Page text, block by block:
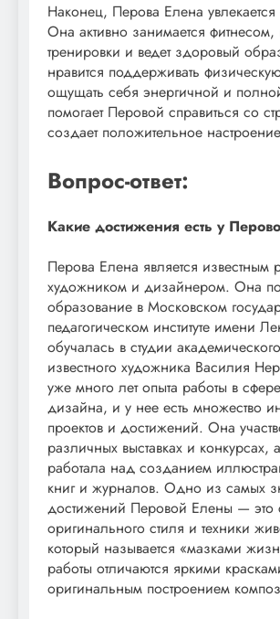
Наконец, Перова Елена увлекается
Она активно занимается фитнесом,
тренировки и ведет здоровый
нравится поддерживать
ощущать себя энергичной и
помогает Перовой справиться со
создает положительное
Вопрос-ответ:
Какие достижения есть у
Перова Елена является известным
художником и дизайнером. Она
образование в Московском
педагогическом институте имени
обучалась в студии
известного художника Василия
уже много лет опыта работы в
дизайна, и у нее есть множество
проектов и достижений. Она
различных выставках и конкурсах,
работала над созданием
книг и журналов. Одно из самых
достижений Перовой Елены — это
оригинального стиля и техники
который называется «мазками
работы отличаются яркими
оригинальным построением